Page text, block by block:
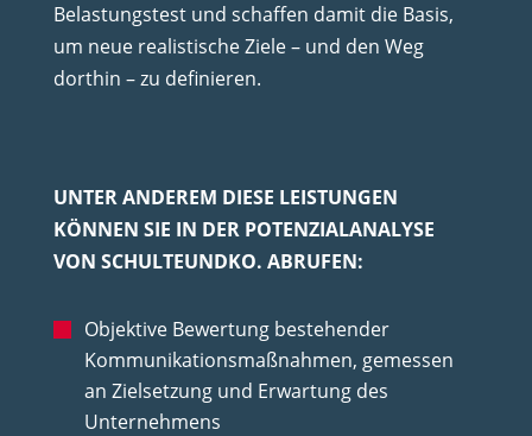
Belastungstest und schaffen damit die Basis,
um neue realistische Ziele – und den Weg
dorthin – zu definieren.
UNTER ANDEREM DIESE LEISTUNGEN
KÖNNEN SIE IN DER POTENZIALANALYSE
VON SCHULTEUNDKO. ABRUFEN:
Objektive Bewertung bestehender
Kommunikationsmaßnahmen, gemessen
an Zielsetzung und Erwartung des
Unternehmens